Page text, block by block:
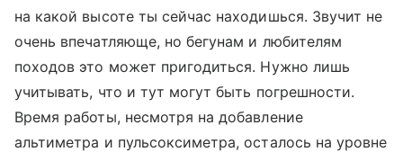
на какой высоте ты сейчас находишься. Звучит не
очень впечатляюще, но бегунам и любителям
походов это может пригодиться. Нужно лишь
учитывать, что и тут могут быть погрешности.
Время работы, несмотря на добавление
альтиметра и пульсоксиметра, осталось на уровне